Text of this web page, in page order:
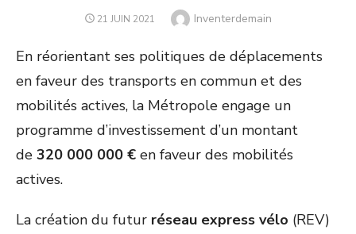
POSTED
21 JUIN 2021 Author
Inventerdemain
En réorientant ses politiques de déplacements
en faveur des transports en commun et des
mobilités actives, la Métropole engage un
programme d’investissement d’un montant
de 320 000 000 € en faveur des mobilités
actives.
La création du futur réseau express vélo (REV)